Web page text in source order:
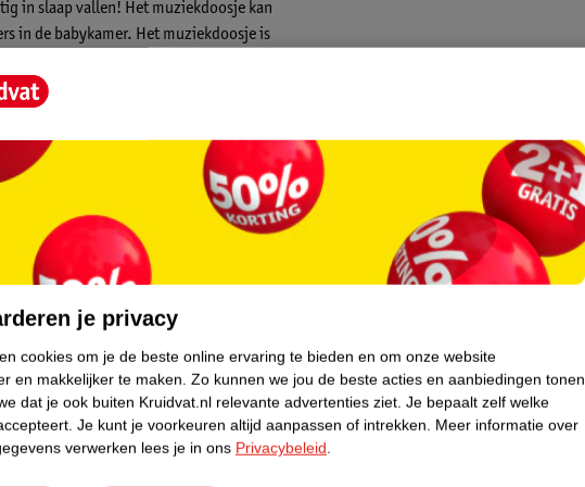
in slaap vallen! Het muziekdoosje kan
in de babykamer. Het muziekdoosje is
je privacy
cookies om je de beste online ervaring te bieden en om onze website
en makkelijker te maken. Zo kunnen we jou de beste acties en aanbiedingen tonen
dat je ook buiten Kruidvat.nl relevante advertenties ziet. Je bepaalt zelf welke
Je kunt je voorkeuren altijd aanpassen of intrekken. Meer informatie over
verwerken lees je in ons Privacybeleid.